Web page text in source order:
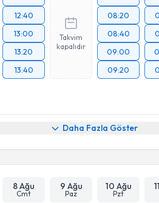
12:40
13:00
13:20
13:40
Takvim
kapalıdır
08:20
08:40
09:00
09:20
Daha Fazla Göster
8 Ağu
Cmt
9 Ağu
Paz
10 Ağu
Pzt